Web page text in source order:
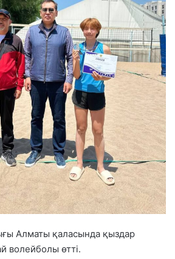
Алматы қаласында қыздар
волейболы өтті.